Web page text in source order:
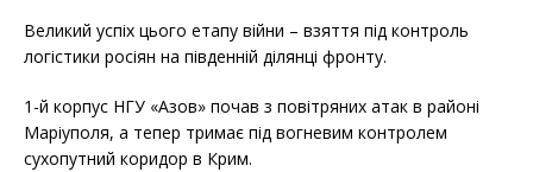
o
o
k
e
r
Великий успіх цього етапу війни – взяття під контроль
логістики росіян на південній ділянці фронту.
1-й корпус НГУ «Азов» почав з повітряних атак в районі
Маріуполя, а тепер тримає під вогневим контролем
сухопутний коридор в Крим.